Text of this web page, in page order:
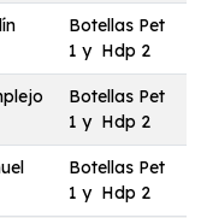
Botellas Pet
1 y Hdp 2
Botellas Pet
1 y Hdp 2
Botellas Pet
1 y Hdp 2